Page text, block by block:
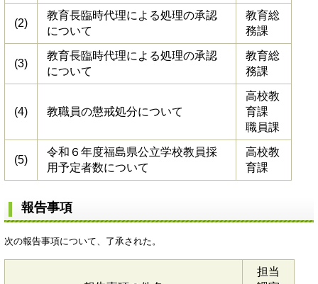
(2)
教育長臨時代理による処理の承認
について
教育総
務課
(3)
教育長臨時代理による処理の承認
について
教育総
務課
(4) 教職員の懲戒処分について
高校教
育課
職員課
(5)
令和６年度福島県公立学校教員採
用予定者数について
高校教
育課
報告事項
次の報告事項について、了承された。
担当